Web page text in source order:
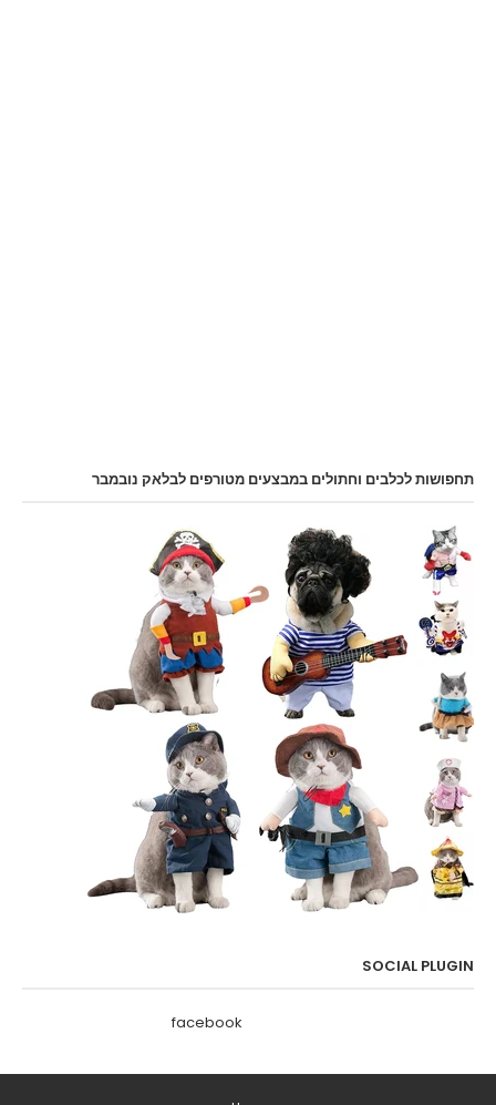
תחפושות לכלבים וחתולים במבצעים מטורפים לבלאק נובמבר
SOCIAL PLUGIN
facebook